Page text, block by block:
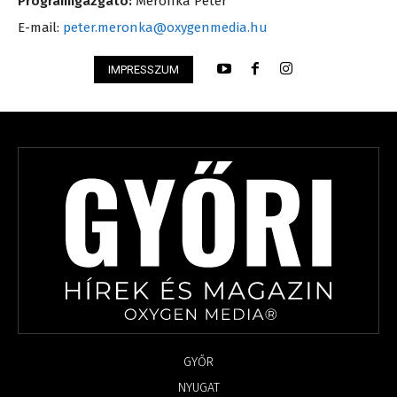
E-mail: peter.meronka@oxygenmedia.hu
IMPRESSZUM
GYŐR
NYUGAT